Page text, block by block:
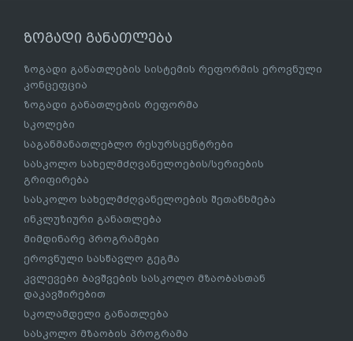
ზოგადი განათლება
ზოგადი განათლების სისტემის რეფორმის ეროვნული
კონცეფცია
ზოგადი განათლების რეფორმა
სკოლები
საგანმანათლებლო რესურსცენტრები
სასკოლო სახელმძღვანელოების/სერიების
გრიფირება
სასკოლო სახელმძღვანელოების შეთანხმება
ინკლუზიური განათლება
მიმდინარე პროგრამები
ეროვნული სასწავლო გეგმა
კვლევები ბავშვების სასკოლო მზაობასთან
დაკავშირებით
სკოლამდელი განათლება
სასკოლო მზაობის პროგრამა